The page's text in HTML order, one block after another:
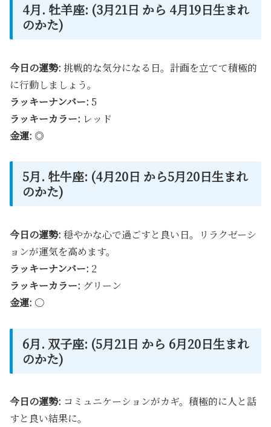
4月. 牡羊座: (3月21日 から 4月19日生まれ
のかた)
今日の運勢: 挑戦的な気分になる日。計画を立てて積極的
に行動しましょう。
ラッキーナンバー: 5
ラッキーカラー: レッド
金運: ◎
5月. 牡牛座: (4月20日 から5月20日生まれ
のかた)
今日の運勢: 穏やかな心で過ごすと良い日。リラクゼーシ
ョンが運気を高めます。
ラッキーナンバー: 2
ラッキーカラー: グリーン
金運: 〇
6月. 双子座: (5月21日 から 6月20日生まれ
のかた)
今日の運勢: コミュニケーションがカギ。積極的に人と話
すと良い結果に。